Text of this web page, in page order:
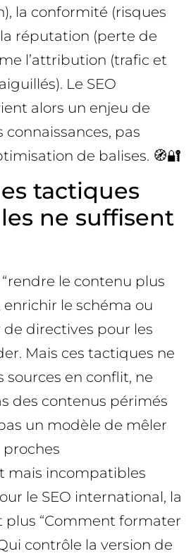
la conformité (risques
réputation (perte de
l’attribution (trafic et
Le SEO
alors un enjeu de
pas
de balises. 🧭🔐
tactiques
ne suffisent
le contenu plus
enrichir le schéma ou
directives pour les
Mais ces tactiques ne
sources en conflit, ne
des contenus périmés
un modèle de mêler
mais incompatibles
le SEO international, la
plus “Comment formater
contrôle la version de